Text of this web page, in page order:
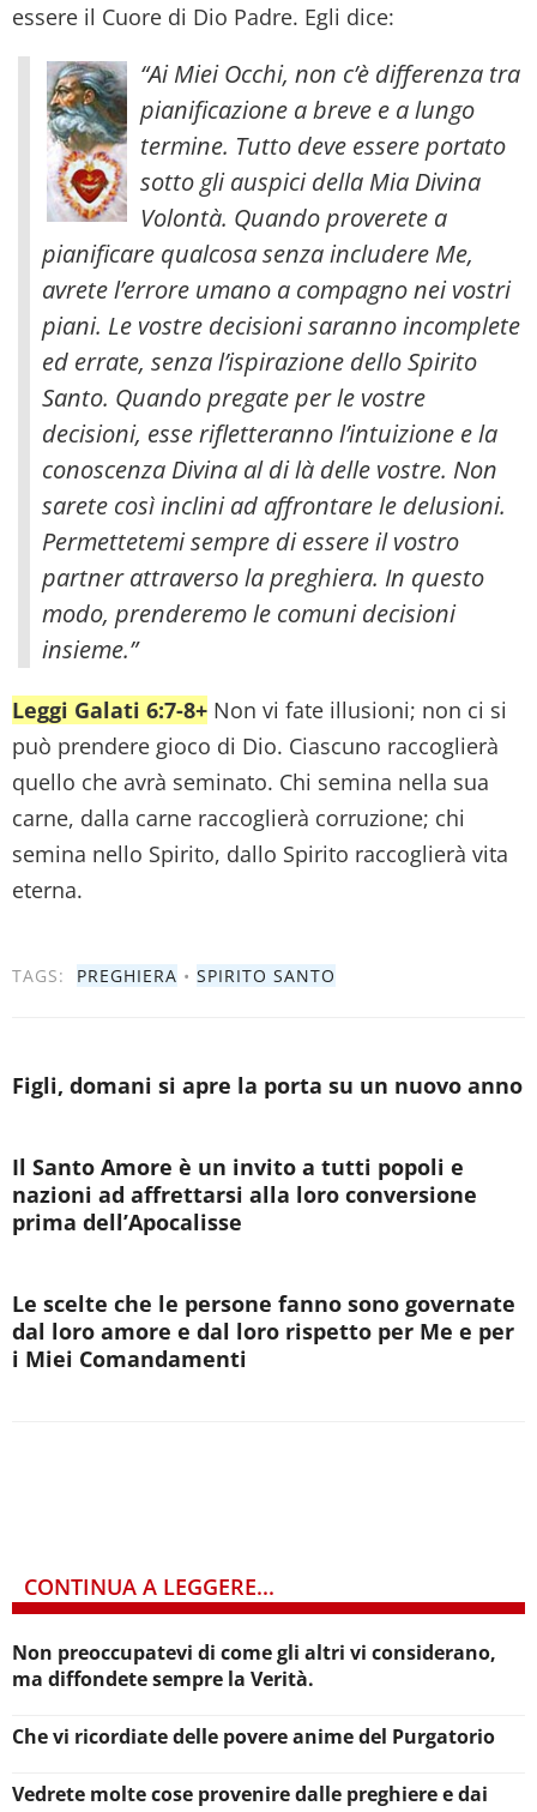
essere il Cuore di Dio Padre. Egli dice:
“Ai Miei Occhi, non c’è differenza tra
pianificazione a breve e a lungo
termine. Tutto deve essere portato
sotto gli auspici della Mia Divina
Volontà. Quando proverete a
pianificare qualcosa senza includere Me,
avrete l’errore umano a compagno nei vostri
piani. Le vostre decisioni saranno incomplete
ed errate, senza l’ispirazione dello Spirito
Santo. Quando pregate per le vostre
decisioni, esse rifletteranno l’intuizione e la
conoscenza Divina al di là delle vostre. Non
sarete così inclini ad affrontare le delusioni.
Permettetemi sempre di essere il vostro
partner attraverso la preghiera. In questo
modo, prenderemo le comuni decisioni
insieme.”
Leggi Galati 6:7-8+ Non vi fate illusioni; non ci si
può prendere gioco di Dio. Ciascuno raccoglierà
quello che avrà seminato. Chi semina nella sua
carne, dalla carne raccoglierà corruzione; chi
semina nello Spirito, dallo Spirito raccoglierà vita
eterna.
TAGS: PREGHIERA • SPIRITO SANTO
Figli, domani si apre la porta su un nuovo anno
Il Santo Amore è un invito a tutti popoli e
nazioni ad affrettarsi alla loro conversione
prima dell’Apocalisse
Le scelte che le persone fanno sono governate
dal loro amore e dal loro rispetto per Me e per
i Miei Comandamenti
CONTINUA A LEGGERE...
Non preoccupatevi di come gli altri vi considerano,
ma diffondete sempre la Verità.
Che vi ricordiate delle povere anime del Purgatorio
Vedrete molte cose provenire dalle preghiere e dai